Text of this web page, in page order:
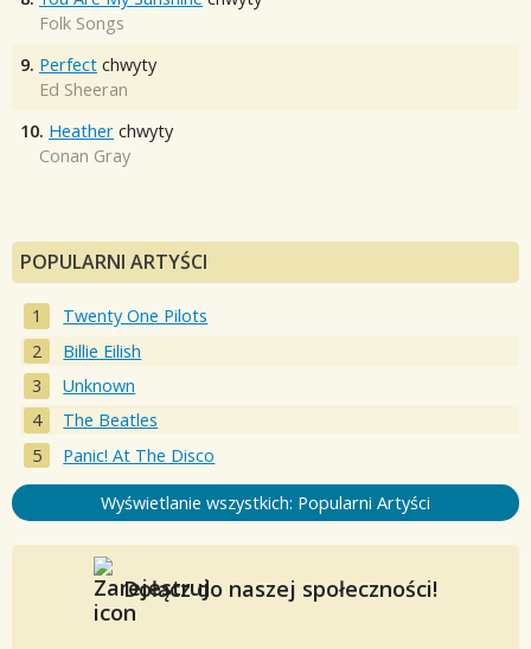
Folk Songs
9. Perfect chwyty
Ed Sheeran
10. Heather chwyty
Conan Gray
POPULARNI ARTYŚCI
Twenty One Pilots
Billie Eilish
Unknown
The Beatles
Panic! At The Disco
Wyświetlanie wszystkich: Popularni Artyści
Dołącz do naszej społeczności!